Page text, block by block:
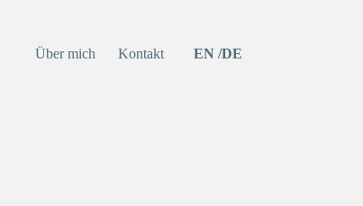
Über mich Kontakt EN DE